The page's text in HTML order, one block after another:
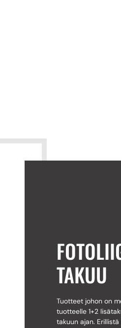
TAKUU
Tuotteet johon on
tuotteelle 1+2
takuun ajan.